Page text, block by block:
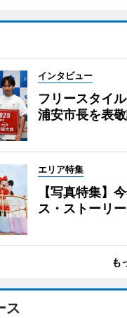
インタビュー
フリースタイ
浦安市長を表
エリア特集
【写真特集】
ス・ストーリ
も
ス